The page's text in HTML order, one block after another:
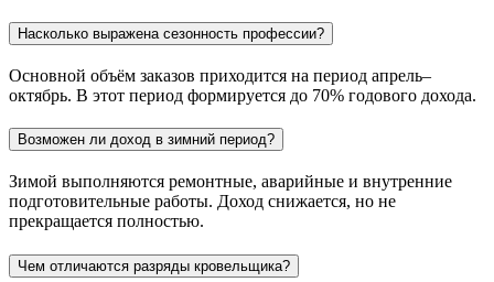
Насколько выражена сезонность профессии?
Основной объём заказов приходится на период апрель–
октябрь. В этот период формируется до 70% годового дохода.
Возможен ли доход в зимний период?
Зимой выполняются ремонтные, аварийные и внутренние
подготовительные работы. Доход снижается, но не
прекращается полностью.
Чем отличаются разряды кровельщика?